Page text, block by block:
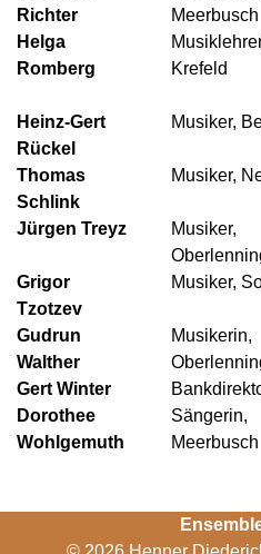
Richter
Meerbusch
Helga
Romberg
Krefeld
Heinz-Gert
Rückel
Musiker,
Thomas
Schlink
Musiker,
Jürgen Treyz
Musiker,
Grigor
Tzotzev
Musiker,
Gudrun
Walther
Musikerin,
Gert Winter
Dorothee
Wohlgemuth
Sängerin,
Meerbusch